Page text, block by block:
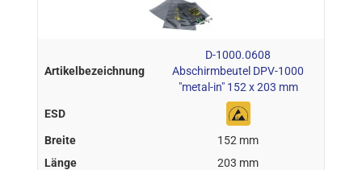
D-1000.0608
Abschirmbeutel DPV-1000
"metal-in" 152 x 203 mm
152 mm
203 mm